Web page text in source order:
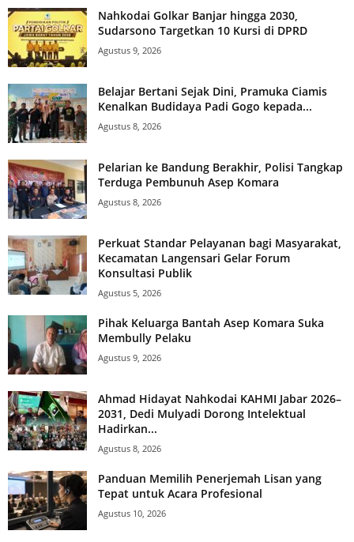
Nahkodai Golkar Banjar hingga 2030,
Sudarsono Targetkan 10 Kursi di DPRD
Agustus 9, 2026
Belajar Bertani Sejak Dini, Pramuka Ciamis
Kenalkan Budidaya Padi Gogo kepada...
Agustus 8, 2026
Pelarian ke Bandung Berakhir, Polisi Tangkap
Terduga Pembunuh Asep Komara
Agustus 8, 2026
Perkuat Standar Pelayanan bagi Masyarakat,
Kecamatan Langensari Gelar Forum
Konsultasi Publik
Agustus 5, 2026
Pihak Keluarga Bantah Asep Komara Suka
Membully Pelaku
Agustus 9, 2026
Ahmad Hidayat Nahkodai KAHMI Jabar 2026–
2031, Dedi Mulyadi Dorong Intelektual
Hadirkan...
Agustus 8, 2026
Panduan Memilih Penerjemah Lisan yang
Tepat untuk Acara Profesional
Agustus 10, 2026